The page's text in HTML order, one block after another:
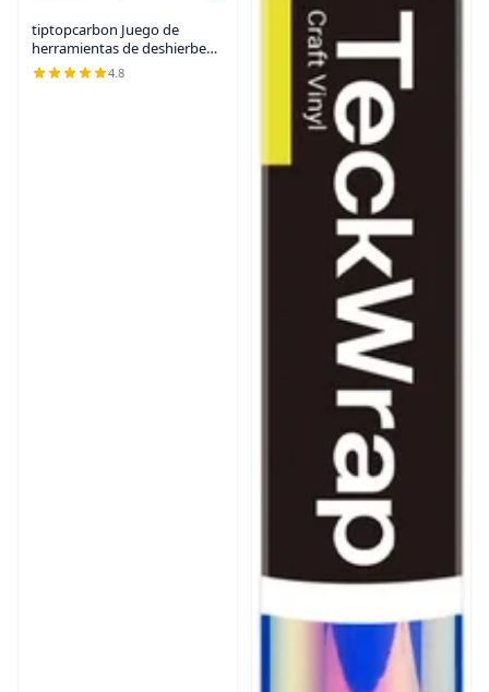
tiptopcarbon Juego de
herramientas de deshierbe
para vinilo adhesivo HTV
3pcs/Pack
4.8